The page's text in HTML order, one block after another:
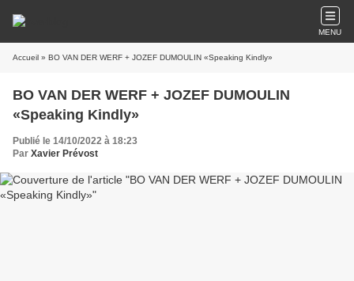
MENU
Accueil » BO VAN DER WERF + JOZEF DUMOULIN «Speaking Kindly»
BO VAN DER WERF + JOZEF DUMOULIN
«Speaking Kindly»
Publié le 14/10/2022 à 18:23
Par Xavier Prévost